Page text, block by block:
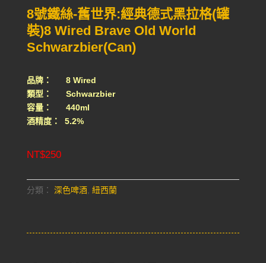
8號鐵絲-舊世界:經典德式黑拉格(罐
裝)8 Wired Brave Old World
Schwarzbier(Can)
品牌： 8 Wired
類型： Schwarzbier
容量： 440ml
酒精度： 5.2%
NT$250
分類： 深色啤酒, 紐西蘭